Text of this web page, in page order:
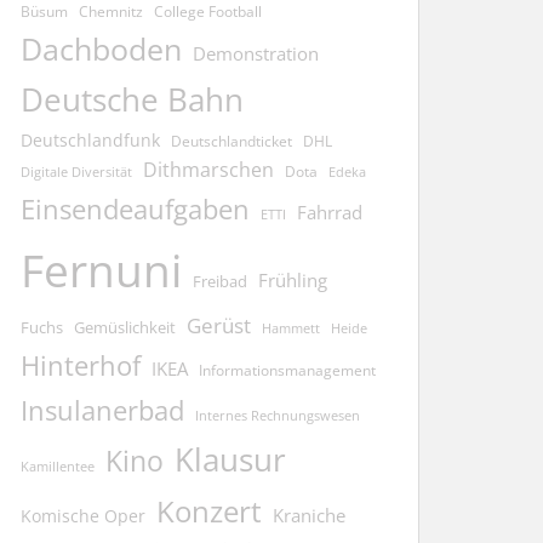
Büsum Chemnitz College Football
Dachboden Demonstration
Deutsche Bahn
Deutschlandfunk Deutschlandticket DHL
Digitale Diversität Dithmarschen Dota Edeka
Einsendeaufgaben ETTI Fahrrad
Fernuni Freibad Frühling
Fuchs Gemüslichkeit Gerüst Hammett Heide
Hinterhof IKEA Informationsmanagement
Insulanerbad Internes Rechnungswesen
Kamillentee Kino Klausur
Komische Oper Konzert Kraniche